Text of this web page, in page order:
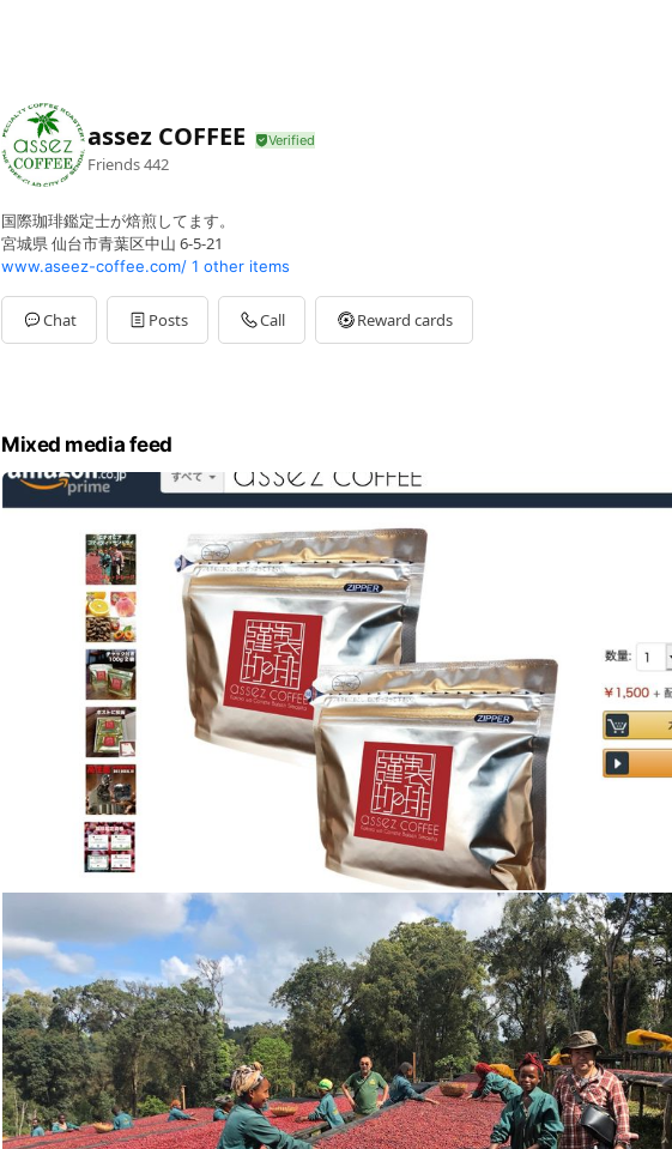
assez COFFEE
Friends442
国際珈琲鑑定士が焙煎してます。
宮城県 仙台市青葉区中山 6-5-21
www.aseez-coffee.com/ 1 other items
Chat Posts Call Reward cards
Mixed media feed